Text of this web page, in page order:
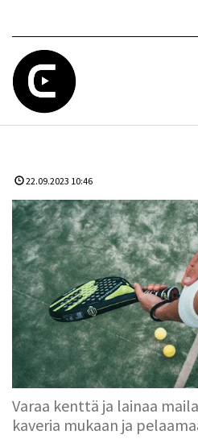
22.09.2023 10:46
Varaa kenttä ja lainaa
kaveria mukaan ja